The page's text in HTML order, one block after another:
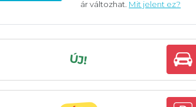
ár változhat. Mit jelent ez?
ÚJ!